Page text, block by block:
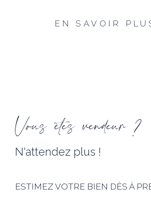
EN SAVOIR
Vous êtes vendeur ?
N'attendez plus !
ESTIMEZ VOTRE BIEN DÈS À